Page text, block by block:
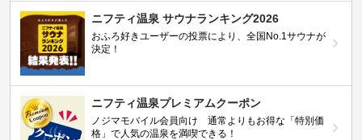
ニフティ温泉 サウナランキング2026
おふろ好きユーザーの投票により、全国No.1サウナが
決定！
ニフティ温泉プレミアムクーポン
ノジマモバイル会員向け 通常よりもお得な「特別価
格」で人気の温泉を満喫できる！